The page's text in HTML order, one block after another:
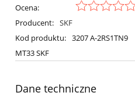
Ocena:
Producent: SKF
Kod produktu: 3207 A-2RS1TN9
MT33 SKF
Dane techniczne